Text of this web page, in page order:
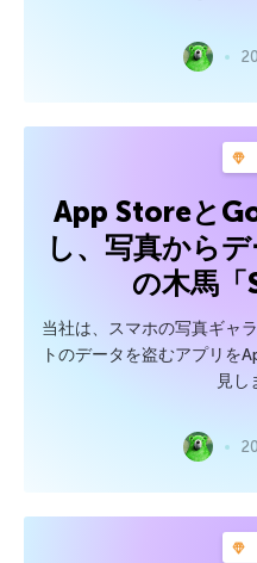
App Storeと
し、写真から
の木馬「
当社は、スマホの写真ギャ
トのデータを盗むアプリを
見し